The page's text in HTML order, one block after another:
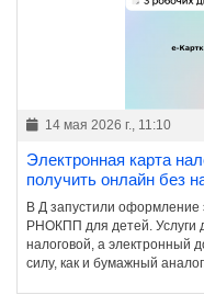
14 мая 2026 г., 11:10
Электронная карта
получить онлайн без
В Д запустили оформление
РНОКПП для детей. Услуги
налоговой, а электронный
силу, как и бумажный